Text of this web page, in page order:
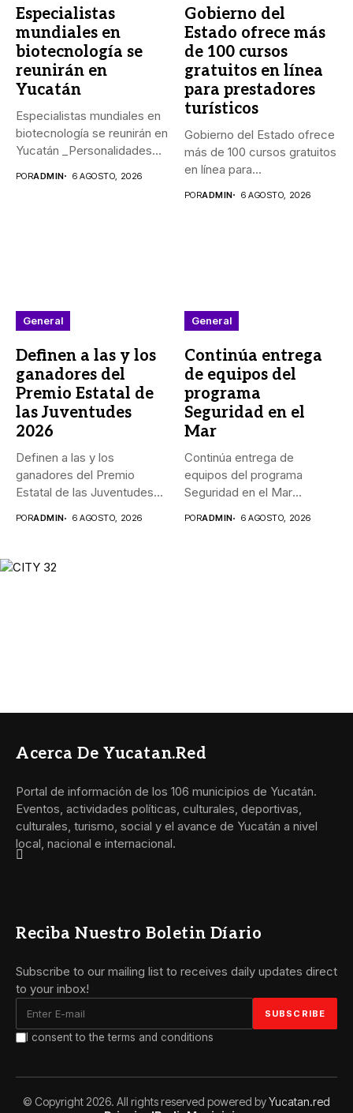
Especialistas
mundiales en
biotecnología se
reunirán en
Yucatán
Especialistas mundiales en
biotecnología se reunirán en
Yucatán _Personalidades
PORADMIN 6 AGOSTO, 2026
Gobierno del
Estado ofrece más
de 100 cursos
gratuitos en línea
para prestadores
turísticos
Gobierno del Estado ofrece
más de 100 cursos gratuitos
en línea para...
PORADMIN 6 AGOSTO, 2026
General
Definen a las y los
ganadores del
Premio Estatal de
las Juventudes
2026
Definen a las y los
ganadores del Premio
Estatal de las Juventudes...
PORADMIN 6 AGOSTO, 2026
General
Continúa entrega
de equipos del
programa
Seguridad en el
Mar
Continúa entrega de
equipos del programa
Seguridad en el Mar
PORADMIN 6 AGOSTO, 2026
Acerca De Yucatan.red
Portal de información de los 106 municipios de Yucatán.
Eventos, actividades políticas, culturales, deportivas,
culturales, turismo, social y el avance de Yucatán a nivel
local, nacional e internacional.
Reciba Nuestro Boletin Díario
Subscribe to our mailing list to receives daily updates direct
to your inbox!
I consent to the terms and conditions
© Copyright 2026. All rights reserved powered byYucatan.red